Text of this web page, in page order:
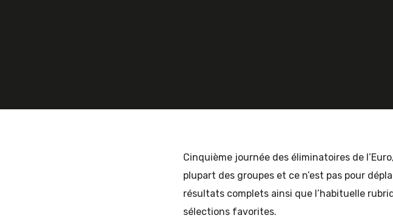
Cinquième journée des éliminatoires de
plupart des groupes et ce n’est pas pour
résultats complets ainsi que l’habituelle
sélections favorites.